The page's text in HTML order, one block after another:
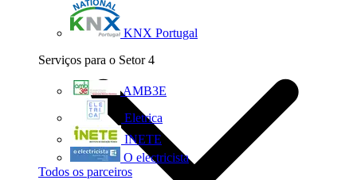
KNX Portugal
Serviços para o Setor 4
AMB3E
Eletrica
INETE
O electricista
Todos os parceiros